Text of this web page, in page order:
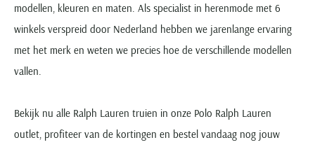
modellen, kleuren en maten. Als specialist in herenmode met 6
winkels verspreid door Nederland hebben we jarenlange ervaring
met het merk en weten we precies hoe de verschillende modellen
vallen.
Bekijk nu alle Ralph Lauren truien in onze Polo Ralph Lauren
outlet, profiteer van de kortingen en bestel vandaag nog jouw